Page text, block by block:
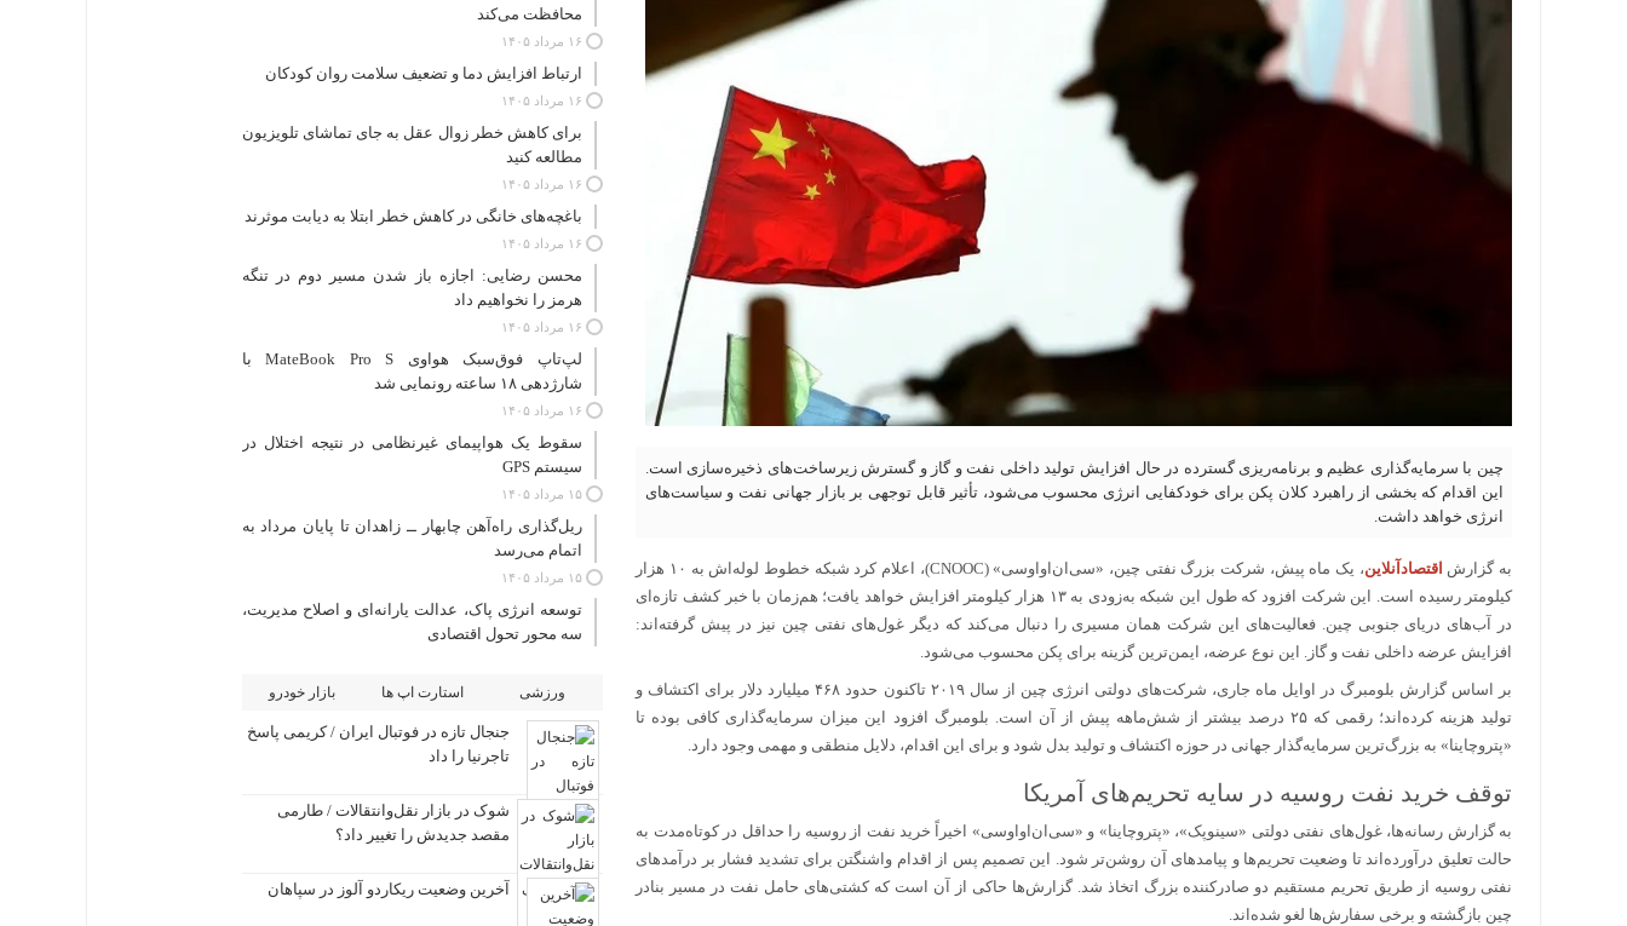
چین با سرمایه‌گذاری عظیم و برنامه‌ریزی گسترده در حال افزایش تولید داخلی نفت و گاز و گسترش زیرساخت‌های ذخیره‌سازی است.
این اقدام که بخشی از راهبرد کلان پکن برای خودکفایی انرژی محسوب می‌شود، تأثیر قابل توجهی بر بازار جهانی نفت و سیاست‌های
انرژی خواهد داشت.
به گزارش اقتصادآنلاین
، یک ماه پیش، شرکت بزرگ نفتی چین، «سی‌ان‌او‌او‌سی» (CNOOC)، اعلام کرد شبکه خطوط لوله‌اش به ۱۰ هزار
کیلومتر رسیده است. این شرکت افزود که طول این شبکه به‌زودی به ۱۳ هزار کیلومتر افزایش خواهد یافت؛ هم‌زمان با خبر کشف تازه‌ای
در آب‌های دریای جنوبی چین. فعالیت‌های این شرکت همان مسیری را دنبال می‌کند که دیگر غول‌های نفتی چین نیز در پیش گرفته‌اند:
افزایش عرضه داخلی نفت و گاز. این نوع عرضه، ایمن‌ترین گزینه برای پکن محسوب می‌شود.
بر اساس گزارش بلومبرگ در اوایل ماه جاری، شرکت‌های دولتی انرژی چین از سال ۲۰۱۹ تاکنون حدود ۴۶۸ میلیارد دلار برای اکتشاف و
تولید هزینه کرده‌اند؛ رقمی که ۲۵ درصد بیشتر از شش‌ماهه پیش از آن است. بلومبرگ افزود این میزان سرمایه‌گذاری کافی بوده تا
«پتروچاینا» به بزرگ‌ترین سرمایه‌گذار جهانی در حوزه اکتشاف و تولید بدل شود و برای این اقدام، دلایل منطقی و مهمی وجود دارد.
توقف خرید نفت روسیه در سایه تحریم‌های آمریکا
به گزارش رسانه‌ها، غول‌های نفتی دولتی «سینوپک»، «پتروچاینا» و «سی‌ان‌او‌او‌سی» اخیراً خرید نفت از روسیه را حداقل در کوتاه‌مدت به
حالت تعلیق درآورده‌اند تا وضعیت تحریم‌ها و پیامد‌های آن روشن‌تر شود. این تصمیم پس از اقدام واشنگتن برای تشدید فشار بر درآمد‌های
نفتی روسیه از طریق تحریم مستقیم دو صادرکننده بزرگ اتخاذ شد. گزارش‌ها حاکی از آن است که کشتی‌های حامل نفت در مسیر بنادر
چین بازگشته و برخی سفارش‌ها لغو شده‌اند.
محافظت می‌کند
۱۶ مرداد ۱۴۰۵
ارتباط افزایش دما و تضعیف سلامت روان کودکان
۱۶ مرداد ۱۴۰۵
برای کاهش خطر زوال عقل به جای تماشای تلویزیون
مطالعه کنید
۱۶ مرداد ۱۴۰۵
باغچه‌های خانگی در کاهش خطر ابتلا به دیابت موثرند
۱۶ مرداد ۱۴۰۵
محسن رضایی: اجازه باز شدن مسیر دوم در تنگه
هرمز را نخواهیم داد
۱۶ مرداد ۱۴۰۵
لپ‌تاپ فوق‌سبک هواوی MateBook Pro S با
شارژدهی ۱۸ ساعته رونمایی شد
۱۶ مرداد ۱۴۰۵
سقوط یک هواپیمای غیرنظامی در نتیجه اختلال در
سیستم‌ GPS
۱۵ مرداد ۱۴۰۵
ریل‌گذاری راه‌آهن چابهار ــ زاهدان تا پایان مرداد به
اتمام می‌رسد
۱۵ مرداد ۱۴۰۵
توسعه انرژی پاک، عدالت یارانه‌ای و اصلاح مدیریت،
سه محور تحول اقتصادی
ورزشی استارت اپ ها بازار خودرو
جنجال تازه در فوتبال ایران / کریمی پاسخ
تاجرنیا را داد
شوک در بازار نقل‌وانتقالات / طارمی
مقصد جدیدش را تغییر داد؟
آخرین وضعیت ریکاردو آلوز در سپاهان